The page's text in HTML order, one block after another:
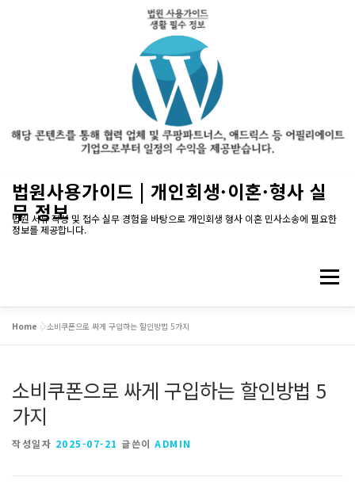
법원사용가이드 | 개인회생·이혼·형사 실
무 정보
법원 서류 작성 및 접수 실무 경험을 바탕으로 개인회생 형사 이혼 민사소송에 필요한
정보를 제공합니다.
메뉴
Home »소비쿠폰으로 싸게 구입하는 할인방법 5가지
소비쿠폰으로 싸게 구입하는 할인방법 5
가지
작성일자 2025-07-21 글쓴이 ADMIN